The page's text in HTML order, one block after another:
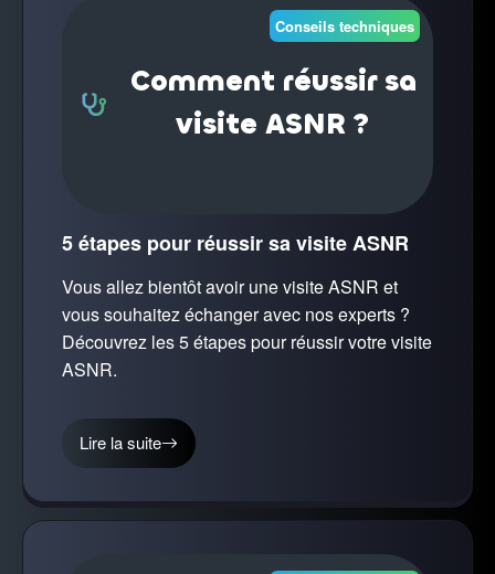
Conseils techniques
Comment réussir sa
visite ASNR ?
5 étapes pour réussir sa visite ASNR
Vous allez bientôt avoir une visite ASNR et
vous souhaitez échanger avec nos experts ?
Découvrez les 5 étapes pour réussir votre visite
ASNR.
Lire la suite